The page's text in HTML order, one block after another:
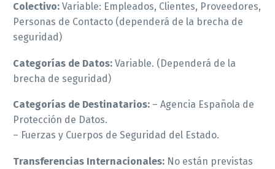
Colectivo: Variable: Empleados, Clientes, Proveedores,
Personas de Contacto (dependerá de la brecha de
seguridad)
Categorías de Datos: Variable. (Dependerá de la
brecha de seguridad)
Categorías de Destinatarios: – Agencia Española de
Protección de Datos.
– Fuerzas y Cuerpos de Seguridad del Estado.
Transferencias Internacionales: No están previstas